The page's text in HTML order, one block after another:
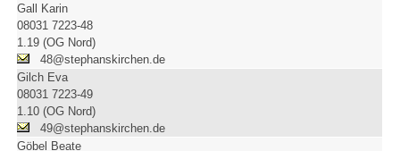
Gall Karin
08031 7223-48
1.19 (OG Nord)
48@stephanskirchen.de
Gilch Eva
08031 7223-49
1.10 (OG Nord)
49@stephanskirchen.de
Göbel Beate